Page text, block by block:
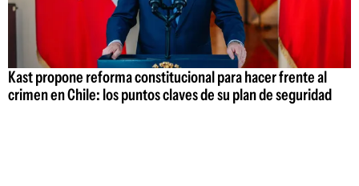
Kast propone reforma constitucional para hacer frente al
crimen en Chile: los puntos claves de su plan de seguridad